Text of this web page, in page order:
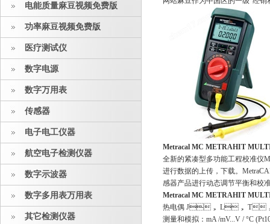
电能质量麻豆视频免费版
功率麻豆视频免费版
医疗测试仪
数字电源
数字万用表
传感器
电子电工仪器
航空电子检测仪器
数字示波器
数字多用表万用表
其它检测仪器
Metracal MC METRAHIT
全新的紧凑型多功能工程校准仪
进行数据的上传，下载。
感器产品进行动态调节平衡和校
Metracal MC METRAHIT
热电偶 J， L， T
测量和模拟：mA /mV...V / °C